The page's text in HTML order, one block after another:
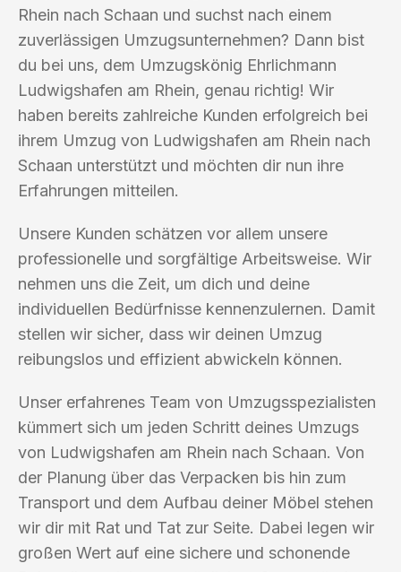
Rhein nach Schaan und suchst nach einem
zuverlässigen Umzugsunternehmen? Dann bist
du bei uns, dem Umzugskönig Ehrlichmann
Ludwigshafen am Rhein, genau richtig! Wir
haben bereits zahlreiche Kunden erfolgreich bei
ihrem Umzug von Ludwigshafen am Rhein nach
Schaan unterstützt und möchten dir nun ihre
Erfahrungen mitteilen.
Unsere Kunden schätzen vor allem unsere
professionelle und sorgfältige Arbeitsweise. Wir
nehmen uns die Zeit, um dich und deine
individuellen Bedürfnisse kennenzulernen. Damit
stellen wir sicher, dass wir deinen Umzug
reibungslos und effizient abwickeln können.
Unser erfahrenes Team von Umzugsspezialisten
kümmert sich um jeden Schritt deines Umzugs
von Ludwigshafen am Rhein nach Schaan. Von
der Planung über das Verpacken bis hin zum
Transport und dem Aufbau deiner Möbel stehen
wir dir mit Rat und Tat zur Seite. Dabei legen wir
großen Wert auf eine sichere und schonende